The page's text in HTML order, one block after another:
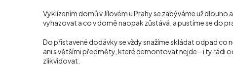
Vyklízením domův Jílovém u Prahy se zabýváme už dlouho
vyhazovat a co v domě naopak zůstává, a pustíme se do
Do přistavené dodávky se vždy snažíme skládat odpad
ani s většími předměty, které demontovat nejde – i ty rádi
zlikvidovat.